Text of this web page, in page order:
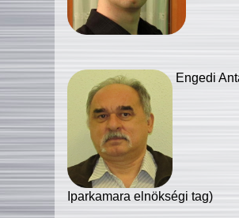
Engedi
Iparkamara elnökségi tag)